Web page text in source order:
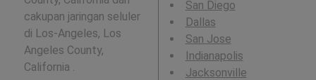
cakupan jaringan seluler
di Los-Angeles, Los
Angeles County,
California .
San Diego
Dallas
San Jose
Indianapolis
Jacksonville